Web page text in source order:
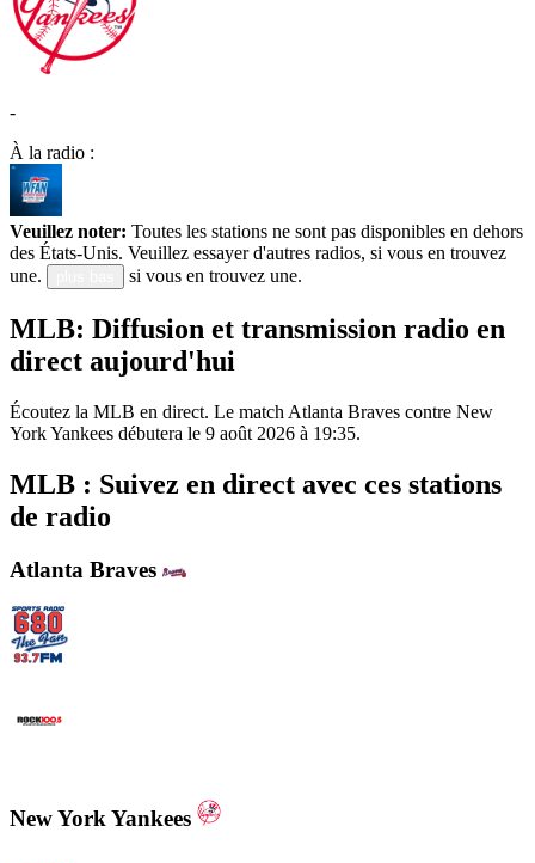
-
À la radio :
Veuillez noter: Toutes les stations ne sont pas disponibles en dehors
des États-Unis. Veuillez essayer d'autres radios, si vous en trouvez
une.
si vous en trouvez une.
MLB: Diffusion et transmission radio en
direct aujourd'hui
Écoutez la MLB en direct. Le match Atlanta Braves contre New
York Yankees débutera le 9 août 2026 à 19:35.
MLB : Suivez en direct avec ces stations
de radio
Atlanta Braves
New York Yankees